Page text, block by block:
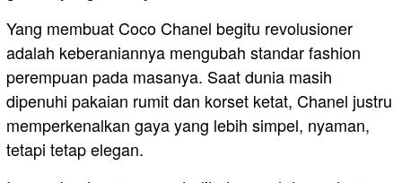
Yang membuat Coco Chanel begitu revolusioner
adalah keberaniannya mengubah standar fashion
perempuan pada masanya. Saat dunia masih
dipenuhi pakaian rumit dan korset ketat, Chanel justru
memperkenalkan gaya yang lebih simpel, nyaman,
tetapi tetap elegan.